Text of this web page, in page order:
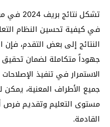
تشكل
في كيفية تحسين النظام
النتائج إلى بعض التقدم،
جهوداً متكاملة لضمان تحقيق
الاستمرار في تنفيذ
جميع الأطراف المعنية،
مستوى التعليم وتقديم
القادمة.